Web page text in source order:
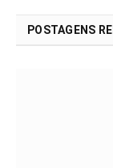
POSTAGENS